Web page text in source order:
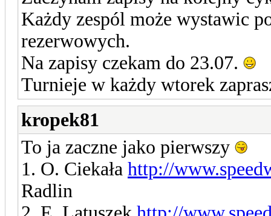
Każdy zespól może wystawic
rezerwowych.
Na zapisy czekam do 23.07.
Turnieje w każdy wtorek
kropek81
To ja zaczne jako pierwszy
1. O. Ciekała http://
Radlin